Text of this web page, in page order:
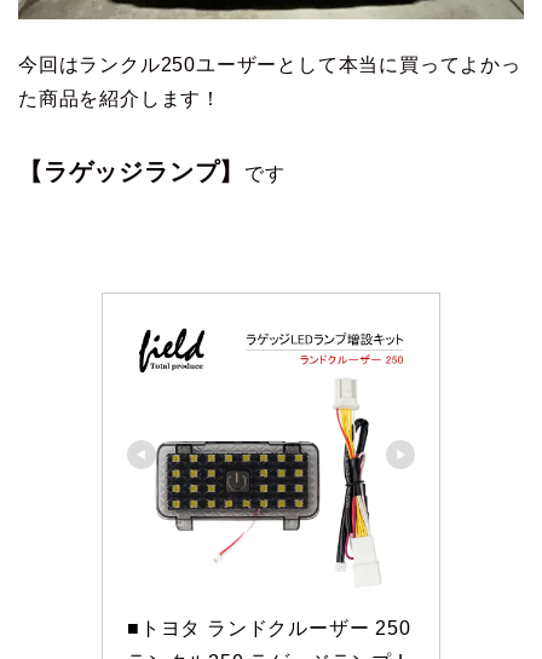
今回はランクル250ユーザーとして本当に買ってよかっ
た商品を紹介します！
【ラゲッジランプ】 です
■トヨタ ランドクルーザー 250